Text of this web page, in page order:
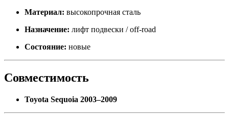
Материал: высокопрочная сталь
Назначение: лифт подвески / off-road
Состояние: новые
Совместимость
Toyota Sequoia 2003–2009